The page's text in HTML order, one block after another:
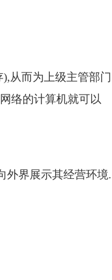
),从而为上级主管部门
络的计算机就可以
外界展示其经营环境.